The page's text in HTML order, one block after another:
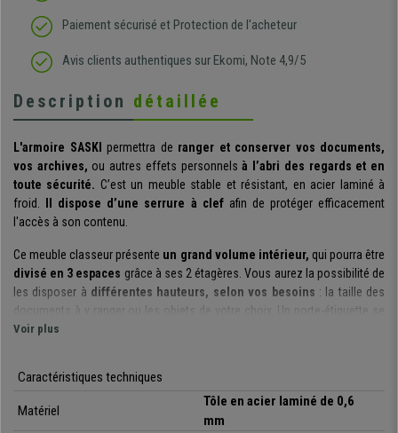
Paiement sécurisé et Protection de l'acheteur
Avis clients authentiques sur Ekomi, Note 4,9/5
Description détaillée
L'armoire SASKI permettra de ranger et conserver vos documents,
vos archives, ou autres effets personnelsà l’abri des regards et en
toute sécurité. C’est un meuble stable et résistant, en acier laminé à
froid.
Il dispose d’une serrure à clefafin de protéger efficacement
l'accès à son contenu.
Ce meuble classeur présente un grand volume intérieur, qui pourra être
divisé en 3 espaces grâce à ses 2 étagères. Vous aurez la possibilité de
les disposer à différentes hauteurs, selon vos besoins : la taille des
documents à y ranger ou les objets de votre choix. Un porte-étiquette se
trouve sur la serrure pour identifier immédiatement son contenu, une
Elle est fabriquée avec desmatériaux de haute qualité
utilisé pour sa construction lui apporte une grande solidité, il est
résistant à la chaleur et à la corrosion. Des plaques de
Voir plus
Caractéristiques techniques
Matériel
Tôle en acier laminé de 0,6
mm